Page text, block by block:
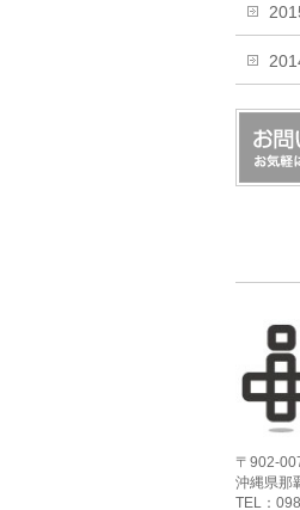
〒902-
沖縄県那
TEL：